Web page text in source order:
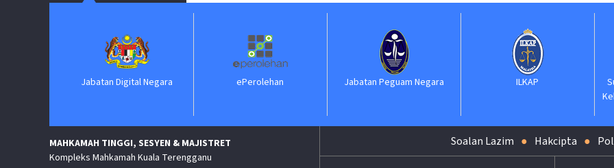
Jabatan Digital Negara ePerolehan Jabatan Peguam Negara ILKAP
MAHKAMAH TINGGI, SESYEN & MAJISTRET
Kompleks Mahkamah Kuala Terengganu
Soalan Lazim Hakcipta